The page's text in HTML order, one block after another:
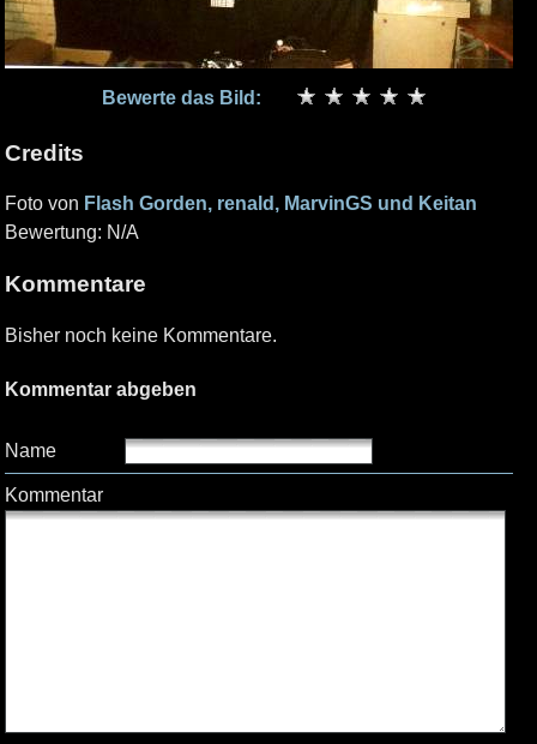
Bewerte das Bild:
Credits
Foto von Flash Gorden, renald, MarvinGS und Keitan
Bewertung: N/A
Kommentare
Bisher noch keine Kommentare.
Kommentar abgeben
Name
Kommentar